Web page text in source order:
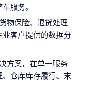
服务。
物保险、退货处理
客户提供的数据分
方案，在单一服务
仓库库存履行、末